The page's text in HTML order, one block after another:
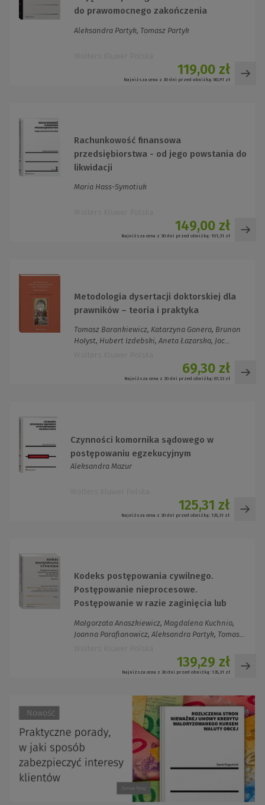
do prawomocnego zakończenia
Aleksandra Partyk, Tomasz Partyk
119,00 zł
Najniższa cena z 30 dni przed obniżką: 80,91 zł
Rachunkowość finansowa
przedsiębiorstwa - od jego powstania do
likwidacji
Maria Hass-Symotiuk
149,00 zł
Najniższa cena z 30 dni przed obniżką: 101,31 zł
Metodologia dysertacji doktorskiej dla
prawników – teoria i praktyka
Tomasz Barankiewicz, Katarzyna Gonera, Brunon
Hołyst, Hubert Izdebski, Aneta Łazarska, Jac...
69,30 zł
Najniższa cena z 30 dni przed obniżką: 67,33 zł
Czynności komornika sądowego w
postępowaniu egzekucyjnym
Aleksandra Mazur
125,31 zł
Najniższa cena z 30 dni przed obniżką: 125,31 zł
Kodeks postępowania cywilnego.
Postępowanie nieprocesowe.
Postępowanie w razie zaginięcia lub
zabezpieczające. Komentarz
Małgorzata Anaszkiewicz, Magdalena Kuchnio,
Joanna Parafianowicz, Aleksandra Partyk, Tomas...
139,29 zł
Najniższa cena z 30 dni przed obniżką: 135,31 zł